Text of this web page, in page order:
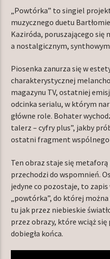
TERAZ W RAMÓWCE
LIGHT ORBIT
NASTĘPNIE W RAMÓWCE
EXTRA ORBIT
12:00 14:00
Radio Orbit
„Powtórka” to singiel
muzycznego duetu
Kaziróda, poruszającego
a nostalgicznym,
Piosenka zanurza się w
charakterystycznej
magazynu TV, ostatniej
odcinka serialu, w którym
główne role. Bohater
talerz – cyfry plus”, jakby
ostatni fragment wspólnego
Ten obraz staje się
przechodzi do wspomnień.
jedyne co pozostaje, to
„powtórka”, do której
tu jak przez niebieskie
przez obrazy, które wciąż
dobiegła końca.